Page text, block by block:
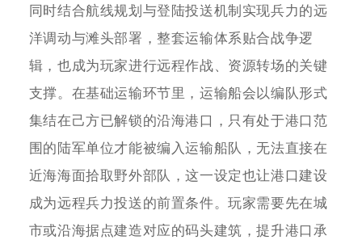
同时结合航线规划与登陆投送机制实现兵力的远
洋调动与滩头部署，整套运输体系贴合战争逻
辑，也成为玩家进行远程作战、资源转场的关键
支撑。在基础运输环节里，运输船会以编队形式
集结在己方已解锁的沿海港口，只有处于港口范
围的陆军单位才能被编入运输船队，无法直接在
近海海面拾取野外部队，这一设定也让港口建设
成为远程兵力投送的前置条件。玩家需要先在城
市或沿海据点建造对应的码头建筑，提升港口承